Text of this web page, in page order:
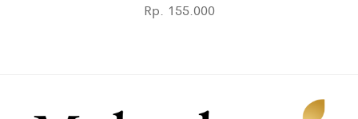
Rp. 155.000